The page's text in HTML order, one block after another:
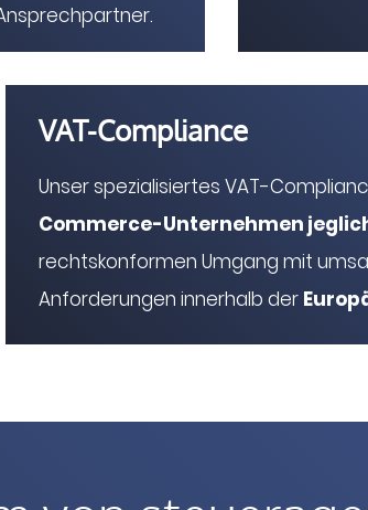
VAT-Compliance
Unser spezialisiertes VAT-
Commerce-Unternehmen
rechtskonformen Umgang mit
Anforderungen innerhalb der